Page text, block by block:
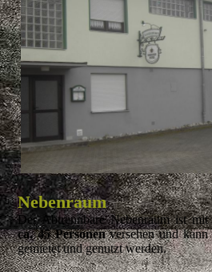
Nebenraum
Der Abtrennbare Nebenraum ist
ca. 45 Personenversehen und kann
gemietet und genutzt werden.